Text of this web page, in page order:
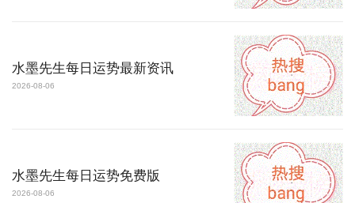
水墨先生每日运势最新资讯
2026-08-06
水墨先生每日运势免费版
2026-08-06